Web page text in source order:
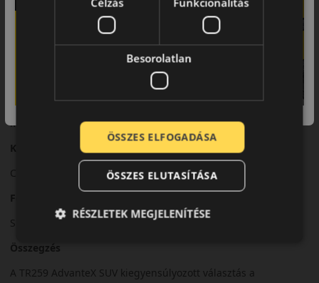
SUV járművek számára terveztek.
Futófelület és tapadás
Optimalizált futófelületi mintázata stabil tapadást biztosít
Biztonsági jellemzők
Megbízható irányíthatóság és stabil fékezési teljesítmény.
Komfort és zajszint
Csendes futás és kényelmes vezetési élmény.
Felhasználási ajánlás
SUV-khoz és crossover járművekhez, nyári használatra.
Összegzés
A TR259 AdvanteX SUV kiegyensúlyozott választás a
Besorolatlan
ÖSSZES ELFOGADÁSA
ÖSSZES ELUTASÍTÁSA
RÉSZLETEK MEGJELENÍTÉSE